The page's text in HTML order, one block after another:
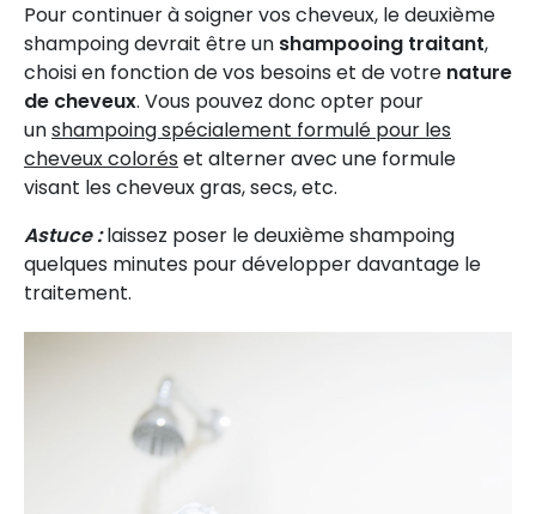
Pour continuer à soigner vos cheveux, le deuxième
shampoing devrait être un shampooing traitant,
choisi en fonction de vos besoins et de votre nature
de cheveux. Vous pouvez donc opter pour
unshampoing spécialement formulé pour les
cheveux colorés et alterner avec une formule
visant les cheveux gras, secs, etc.
Astuce :laissez poser le deuxième shampoing
quelques minutes pour développer davantage le
traitement.